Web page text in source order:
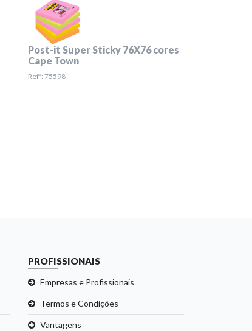
Post-it Super Sticky 76X76 cores
Cape Town
Refª: 75598
PROFISSIONAIS
Empresas e Profissionais
Termos e Condições
Vantagens